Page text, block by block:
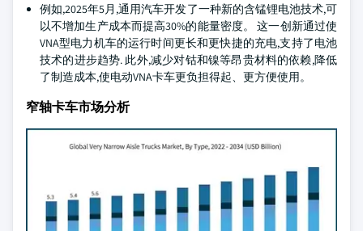
例如,2025年5月,通用汽车开发了一种新的含锰锂电池技术,可
以不增加生产成本而提高30%的能量密度。 这一创新通过使
VNA型电力机车的运行时间更长和更快捷的充电,支持了电池
技术的进步趋势. 此外,减少对钴和镍等昂贵材料的依赖,降低
了制造成本,使电动VNA卡车更负担得起、更方便使用。
窄轴卡车市场分析